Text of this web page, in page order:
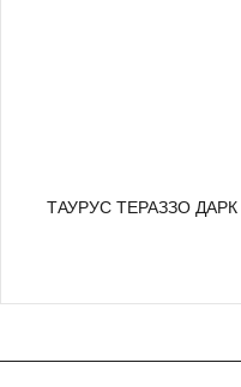
ТАУРУС ТЕРАЗЗО ДАРК